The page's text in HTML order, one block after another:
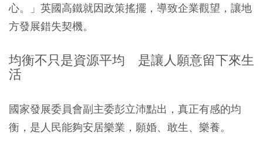
心。」英國高鐵就因政策搖擺，導致企業觀望，讓地
方發展錯失契機。
均衡不只是資源平均 是讓人願意留下來生
活
國家發展委員會副主委彭立沛點出，真正有感的均
衡，是人民能夠安居樂業，願婚、敢生、樂養。